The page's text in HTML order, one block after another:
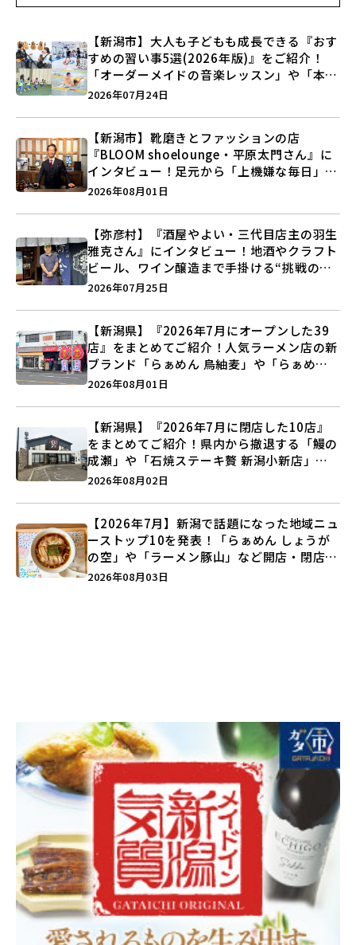
【新潟市】大人も子どもも成長できる『おす
すめの習い事5選(2026年版)』をご紹介！
「オーダーメイドの音楽レッスン」や「本格
キックボクシング」で新しい自分を見つけよ
2026年07月24日
【新潟市】靴磨きとファッションの店
『BLOOM shoelounge・平原太門さん』に
インタビュー！足元から「上機嫌な毎日」を
つくる装いの提案とは？
2026年08月01日
【弥彦村】『酒屋やよい・三代目店主の羽生
雅克さん』にインタビュー！地酒やクラフト
ビール、ワイン醸造まで手掛ける“挑戦の歴
史”に迫る♪
2026年07月25日
【新潟県】『2026年7月にオープンした39
店』をまとめてご紹介！人気ラーメン店の新
ブランド「らぁめん 鳥紬麦」や「らぁめん
しょうがの空」など盛りだくさん♪
2026年08月01日
【新潟県】『2026年7月に閉店した10店』
をまとめてご紹介！県内から撤退する「鰻の
成瀬」や「石焼ステーキ贅 新潟小新店」が
営業に幕…。
2026年08月02日
【2026年7月】新潟で話題になった地域ニュ
ーストップ10を発表！「らぁめん しょうが
の空」や「ラーメン豚山」など開店・閉店の
注目記事をランキングでご紹介♪
2026年08月03日